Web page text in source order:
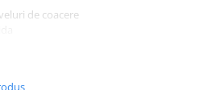
de coacere
și notificare